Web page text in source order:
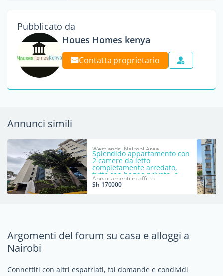
Pubblicato da
Houes Homes kenya
Contatta proprietario
Annunci simili
Westlands, Nairobi Area
Splendido appartamento con
2 camere da letto
completamente arredato,
tutte con bagno privato, e
piscina sul tetto.
Appartamenti in affitto
Sh 170000
Argomenti del forum su casa e alloggi a
Nairobi
Connettiti con altri espatriati, fai domande e condividi